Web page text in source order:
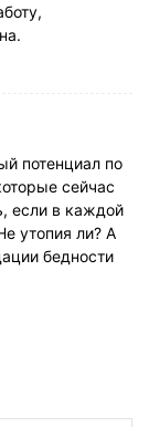
потенциал по
сейчас
если в каждой
утопия ли? А
бедности